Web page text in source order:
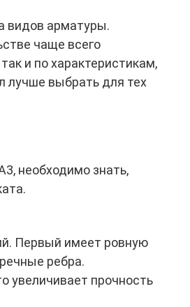
видов арматуры.
чаще всего
и по характеристикам,
лучше выбрать для тех
необходимо знать,
Первый имеет ровную
ребра.
увеличивает прочность